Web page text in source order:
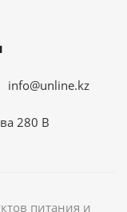
info@unline.kz
280 В
питания и